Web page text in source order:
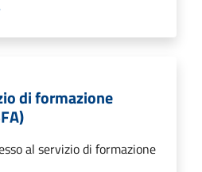
di formazione
al servizio di formazione